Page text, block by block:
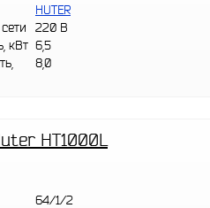
HUTER
220 В
кВт 6,5
8,0
HT1000L
64/1/2